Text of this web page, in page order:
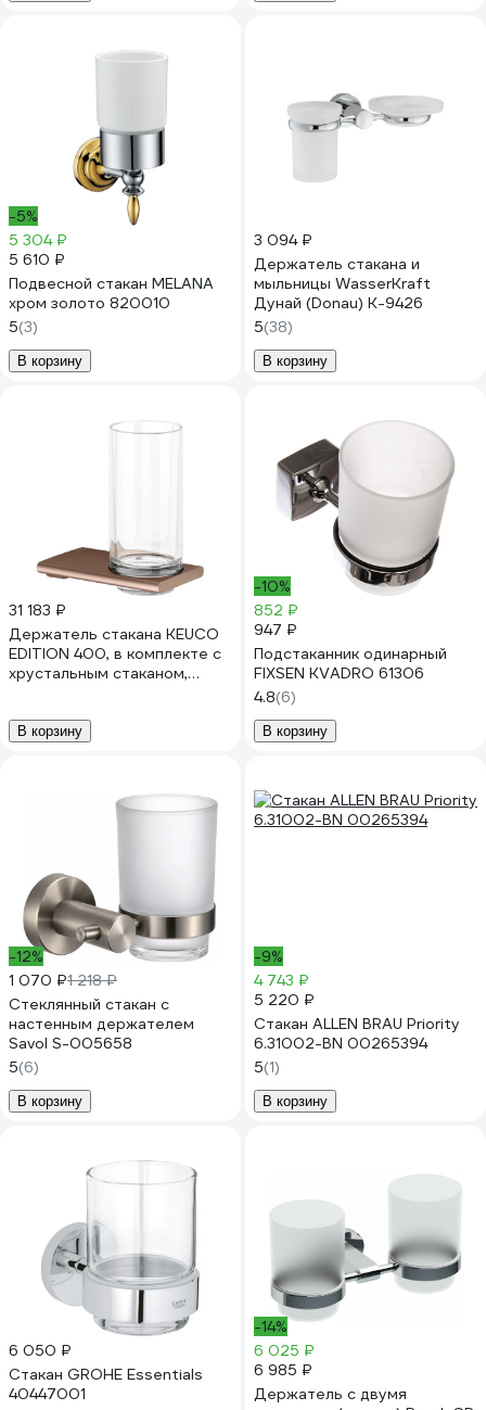
-5%
5 304 ₽
5 610 ₽
Подвесной стакан MELANA
хром золото 820010
5(3)
В корзину
3 094 ₽
Держатель стакана и
мыльницы WasserKraft
Дунай (Donau) K-9426
5(38)
В корзину
31 183 ₽
Держатель стакана KEUCO
EDITION 400, в комплекте с
хрустальным стаканом,
В корзину
-10%
852 ₽
947 ₽
Подстаканник одинарный
FIXSEN KVADRO 61306
4.8(6)
В корзину
-12%
1 070 ₽1 218 ₽
Стеклянный стакан с
настенным держателем
Savol S-005658
5(6)
В корзину
-9%
4 743 ₽
5 220 ₽
Стакан ALLEN BRAU Priority
6.31002-BN 00265394
5(1)
В корзину
6 050 ₽
Стакан GROHE Essentials
40447001
-14%
6 025 ₽
6 985 ₽
Держатель с двумя